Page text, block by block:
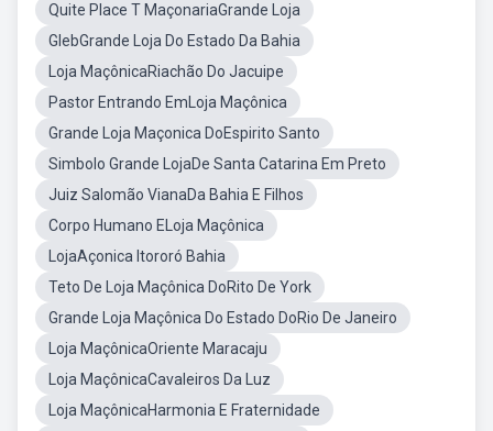
Quite Place T MaçonariaGrande Loja
GlebGrande Loja Do Estado Da Bahia
Loja MaçônicaRiachão Do Jacuipe
Pastor Entrando EmLoja Maçônica
Grande Loja Maçonica DoEspirito Santo
Simbolo Grande LojaDe Santa Catarina Em Preto
Juiz Salomão VianaDa Bahia E Filhos
Corpo Humano ELoja Maçônica
LojaAçonica Itororó Bahia
Teto De Loja Maçônica DoRito De York
Grande Loja Maçônica Do Estado DoRio De Janeiro
Loja MaçônicaOriente Maracaju
Loja MaçônicaCavaleiros Da Luz
Loja MaçônicaHarmonia E Fraternidade